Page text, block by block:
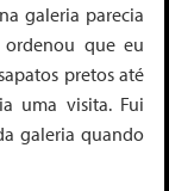
galeria parecia
ordenou que eu
pretos até
uma visita. Fui
galeria quando